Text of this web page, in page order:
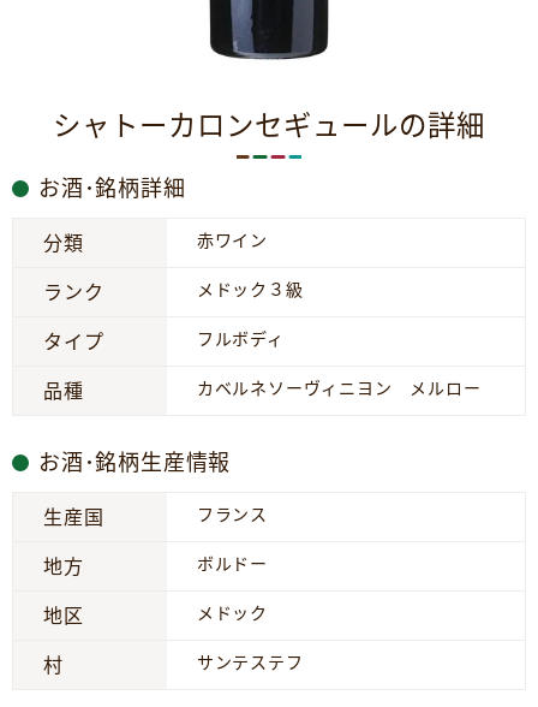
シャトーカロンセギュールの詳細
お酒･銘柄詳細
分類 赤ワイン
ランク メドック３級
タイプ フルボディ
品種 カベルネソーヴィニヨン メルロー
お酒･銘柄生産情報
生産国 フランス
地方 ボルドー
地区 メドック
村 サンテステフ